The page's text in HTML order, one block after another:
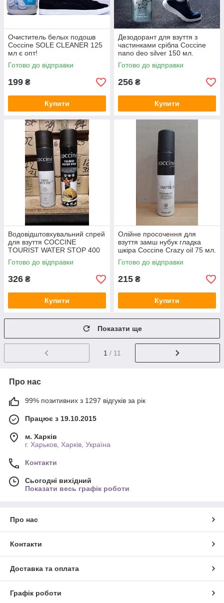
Очиститель белых подошв
Coccine SOLE CLEANER 125
мл є опт!
Готово до відправки
199 ₴
Купити
Дезодорант для взуття з
частинками срібла Coccine
nano deo silver 150 мл.
Готово до відправки
256 ₴
Купити
Водовідштовхувальний спрей
для взуття COCCINE
TOURIST WATER STOP 400
мл.
Готово до відправки
326 ₴
Купити
Олійне просочення для
взуття замш нубук гладка
шкіра Coccine Crazy oil 75 мл.
Готово до відправки
215 ₴
Купити
Показати ще
1 / 11
Про нас
99% позитивних з 1297 відгуків за рік
Працює з 19.10.2015
м. Харків
г. Харьков, Харків, Україна
Контакти
Сьогодні вихідний
Показати весь графік роботи
Про нас
Контакти
Доставка та оплата
Графік роботи